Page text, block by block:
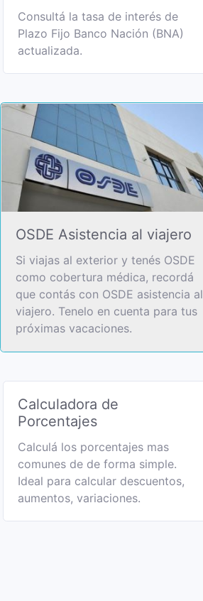
Consultá la tasa de interés de
Plazo Fijo Banco Nación (BNA)
actualizada.
OSDE Asistencia al viajero
Si viajas al exterior y tenés OSDE
como cobertura médica, recordá
que contás con OSDE asistencia al
viajero. Tenelo en cuenta para tus
próximas vacaciones.
Calculadora de
Porcentajes
Calculá los porcentajes mas
comunes de de forma simple.
Ideal para calcular descuentos,
aumentos, variaciones.